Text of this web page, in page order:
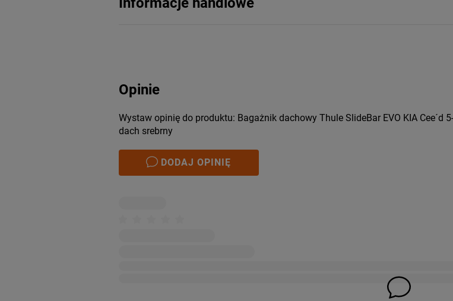
Opinie
Wystaw opinię do produktu: Bagażnik dachowy Thule SlideBar EVO KIA
dach srebrny
DODAJ OPINIĘ